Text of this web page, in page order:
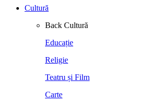
Cultură
Back Cultură
Educație
Religie
Teatru și Film
Carte